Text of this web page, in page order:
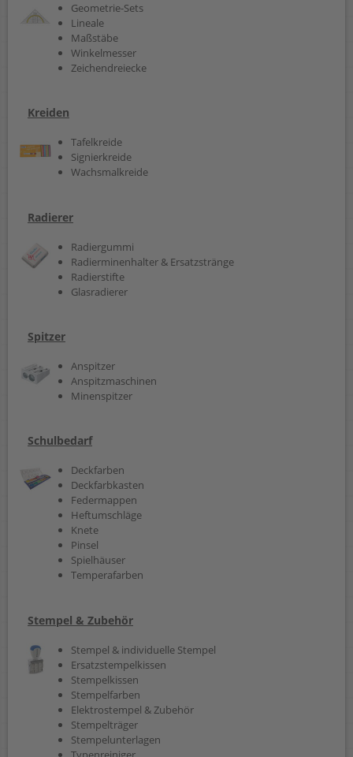
Geometrie-Sets
Lineale
Maßstäbe
Winkelmesser
Zeichendreiecke
Kreiden
Tafelkreide
Signierkreide
Wachsmalkreide
Radierer
Radiergummi
Radierminenhalter & Ersatzstränge
Radierstifte
Glasradierer
Spitzer
Anspitzer
Anspitzmaschinen
Minenspitzer
Schulbedarf
Deckfarben
Deckfarbkasten
Federmappen
Heftumschläge
Knete
Pinsel
Spielhäuser
Temperafarben
Stempel & Zubehör
Stempel & individuelle Stempel
Ersatzstempelkissen
Stempelkissen
Stempelfarben
Elektrostempel & Zubehör
Stempelträger
Stempelunterlagen